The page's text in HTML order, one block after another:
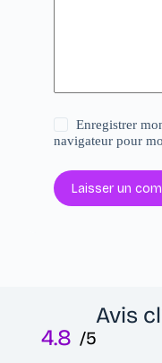
Enregistrer
navigateur pour
Laisser un
Avis
4.8 /5